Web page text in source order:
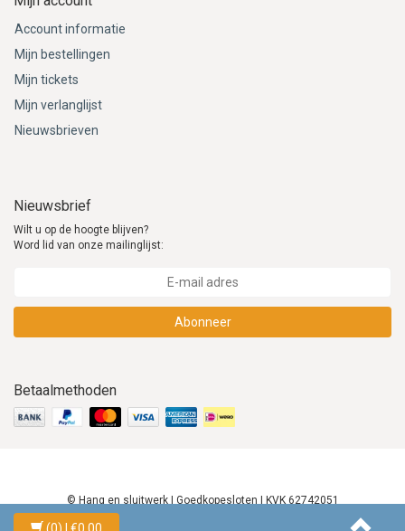
Account informatie
Mijn bestellingen
Mijn tickets
Mijn verlanglijst
Nieuwsbrieven
Nieuwsbrief
Wilt u op de hoogte blijven?
Word lid van onze mailinglijst:
Abonneer
Betaalmethoden
© Hang en sluitwerk | Goedkopesloten | KVK 62742051